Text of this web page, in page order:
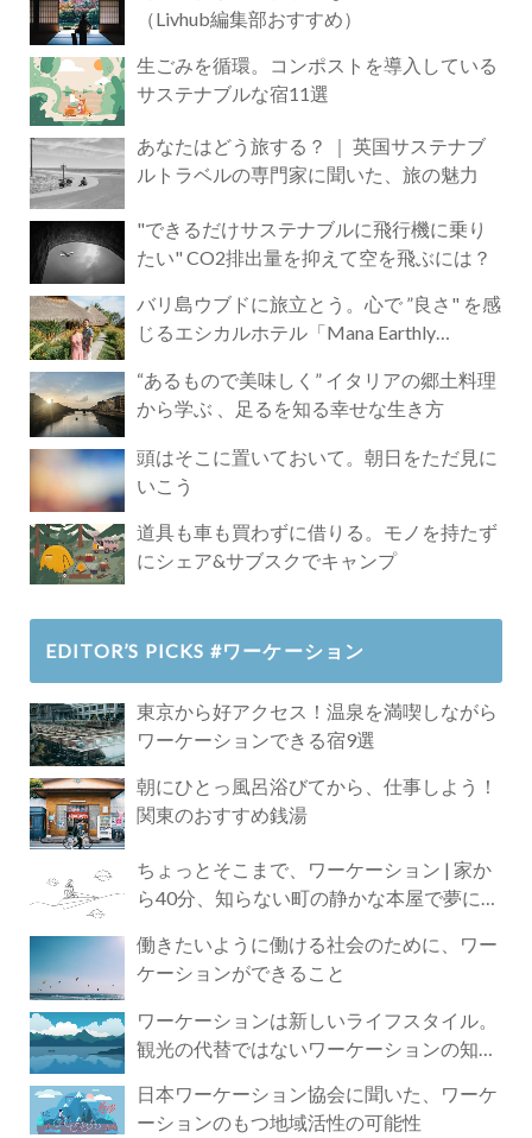
（Livhub編集部おすすめ）
生ごみを循環。コンポストを導入している
サステナブルな宿11選
あなたはどう旅する？ ｜ 英国サステナブ
ルトラベルの専門家に聞いた、旅の魅力
"できるだけサステナブルに飛行機に乗り
たい" CO2排出量を抑えて空を飛ぶには？
バリ島ウブドに旅立とう。心で ”良さ" を感
じるエシカルホテル「Mana Earthly
“あるもので美味しく” イタリアの郷土料理
から学ぶ 、足るを知る幸せな生き方
頭はそこに置いておいて。朝日をただ見に
いこう
道具も車も買わずに借りる。モノを持たず
にシェア&サブスクでキャンプ
EDITOR’S PICKS #ワーケーション
東京から好アクセス！温泉を満喫しながら
ワーケーションできる宿9選
朝にひとっ風呂浴びてから、仕事しよう！
関東のおすすめ銭湯
ちょっとそこまで、ワーケーション | 家か
ら40分、知らない町の静かな本屋で夢に近
働きたいように働ける社会のために、ワー
ケーションができること
ワーケーションは新しいライフスタイル。
観光の代替ではないワーケーションの知ら
日本ワーケーション協会に聞いた、ワーケ
ーションのもつ地域活性の可能性